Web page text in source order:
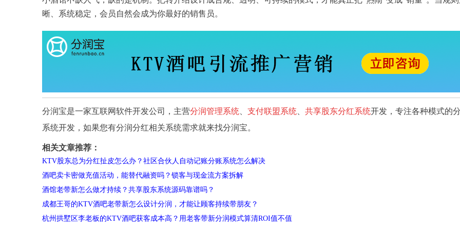
晰、系统稳定，会员自然会成为你最好的销售员。
分润宝是一家互联网软件开发公司，主营分润管理系统 支付联盟系统 共享股东分红系统开发，专注各种模式的
系统开发，如果您有分润分红相关系统需求就来找分润宝。
相关文章推荐：
KTV股东总为分红扯皮怎么办？社区合伙人自动记账分账系统怎么解决
酒吧卖卡密做充值活动，能替代融资吗？锁客与现金流方案拆解
酒馆老带新怎么做才持续？共享股东系统源码靠谱吗？
成都王哥的KTV酒吧老带新怎么设计分润，才能让顾客持续带朋友？
杭州拱墅区李老板的KTV酒吧获客成本高？用老客带新分润模式算清ROI值不值